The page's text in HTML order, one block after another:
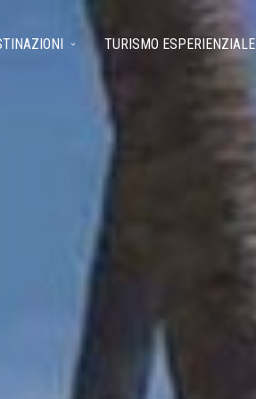
TURISMO ESPERIENZIALE